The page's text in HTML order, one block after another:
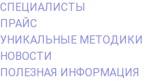
СПЕЦИАЛИСТЫ
ПРАЙС
УНИКАЛЬНЫЕ МЕТОДИКИ
НОВОСТИ
ПОЛЕЗНАЯ ИНФОРМАЦИЯ